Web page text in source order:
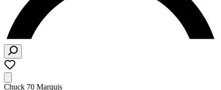
Chuck 70 Marquis